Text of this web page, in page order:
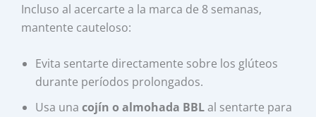
Incluso al acercarte a la marca de 8 semanas,
mantente cauteloso:
Evita sentarte directamente sobre los glúteos
durante períodos prolongados.
Usa unacojín o almohada BBLal sentarte para